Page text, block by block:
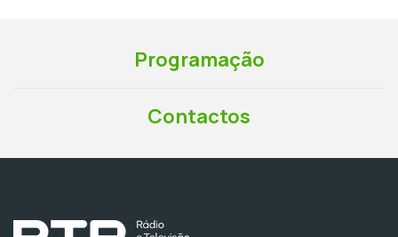
Programação
Contactos